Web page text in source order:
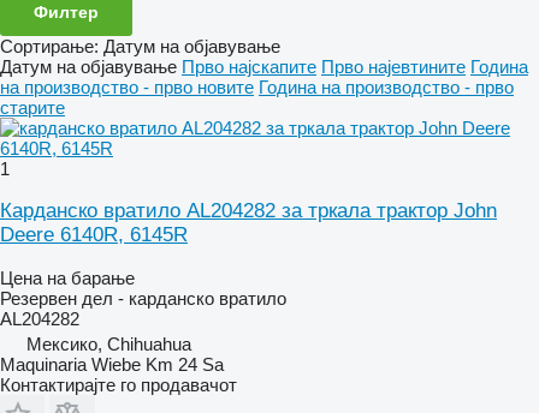
Филтер
Сортирање: Датум на објавување
Датум на објавување Прво најскапите Прво најевтините Година
на производство - прво новите Година на производство - прво
старите
1
Карданско вратило AL204282 за тркала трактор John
Deere 6140R, 6145R
Цена на барање
Резервен дел - карданско вратило
AL204282
Мексико, Chihuahua
Maquinaria Wiebe Km 24 Sa
Контактирајте го продавачот